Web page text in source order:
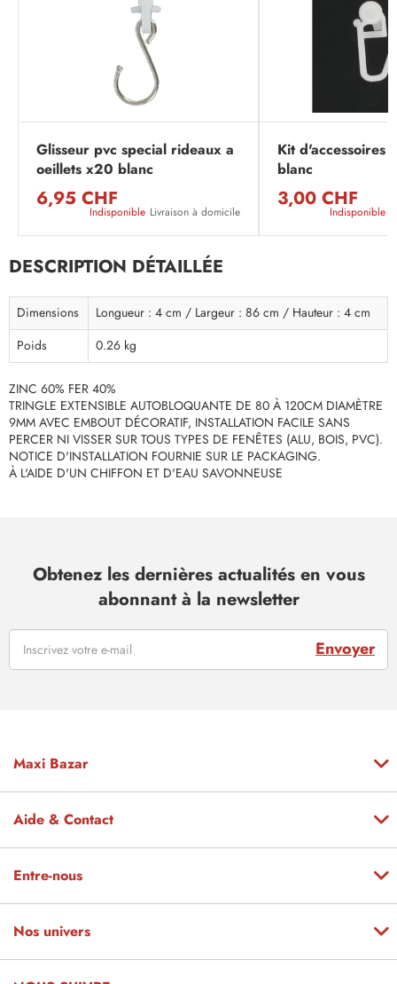
Glisseur pvc special rideaux a
oeillets x20 blanc
6,95 CHF
Indisponible Livraison à domicile
Kit d'accessoires
blanc
3,00 CHF
Indisponible
DESCRIPTION DÉTAILLÉE
Dimensions
Longueur : 4 cm / Largeur : 86 cm / Hauteur : 4 cm
Poids
0.26 kg
ZINC 60% FER 40%
TRINGLE EXTENSIBLE AUTOBLOQUANTE DE 80 À 120CM DIAMÈTRE
9MM AVEC EMBOUT DÉCORATIF, INSTALLATION FACILE SANS
PERCER NI VISSER SUR TOUS TYPES DE FENÊTES (ALU, BOIS, PVC).
NOTICE D'INSTALLATION FOURNIE SUR LE PACKAGING.
À L'AIDE D'UN CHIFFON ET D'EAU SAVONNEUSE
Obtenez les dernières actualités en vous
abonnant à la newsletter
Envoyer
Maxi Bazar
Aide & Contact
Entre-nous
Nos univers